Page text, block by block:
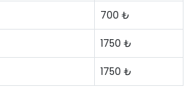
700 ₺
1750 ₺
1750 ₺